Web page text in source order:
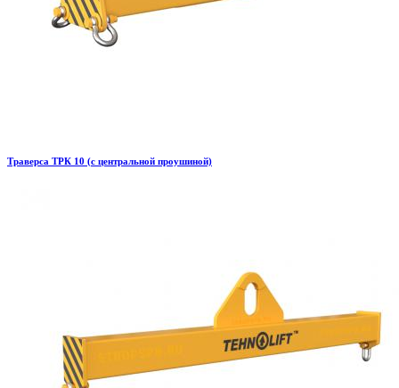
Траверса ТРК 10 (с центральной проушиной)